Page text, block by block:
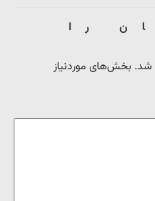
را
شد. بخش‌های موردنیاز